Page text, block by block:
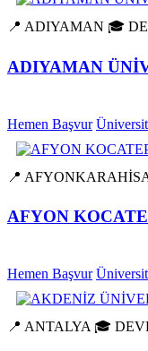
📍 ADIYAMAN 🎓
ADIYAMAN
Hemen Başvur
📍
AFYON
Hemen Başvur
📍 ANTALYA 🎓